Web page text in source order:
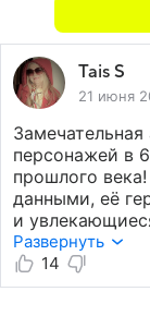
Tais S
21 июня
персонажей в
прошлого
данными, её
и
своего
Наташенька! И
творческих
Развернуть
14